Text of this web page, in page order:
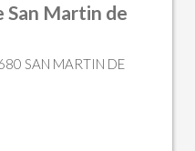
San Martin de
SAN MARTIN DE